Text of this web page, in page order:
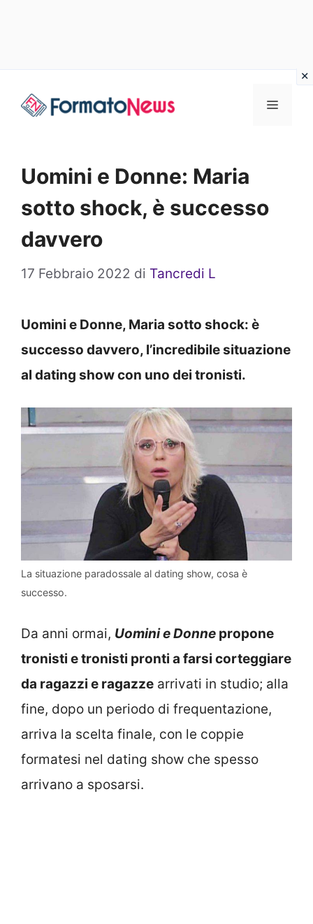
Menu
Uomini e Donne: Maria
sotto shock, è successo
davvero
17 Febbraio 2022 di Tancredi L
Uomini e Donne, Maria sotto shock: è
successo davvero, l’incredibile situazione
al dating show con uno dei tronisti.
La situazione paradossale al dating show, cosa è
successo.
Da anni ormai, Uomini e Donne propone
tronisti e tronisti pronti a farsi corteggiare
da ragazzi e ragazze arrivati in studio; alla
fine, dopo un periodo di frequentazione,
arriva la scelta finale, con le coppie
formatesi nel dating show che spesso
arrivano a sposarsi.